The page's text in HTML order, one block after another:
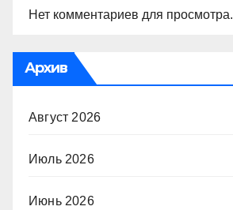
Нет комментариев для просмотра.
Архив
Август 2026
Июль 2026
Июнь 2026